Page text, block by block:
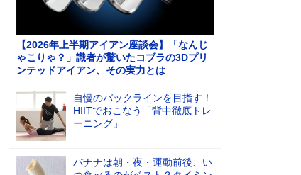
【2026年上半期アイアン座談会】「なんじ
ゃこりゃ？」識者が驚いたコブラの3Dプリ
ンテッドアイアン、その実力とは
自慢のバックラインを目指す！
HIITでおこなう「背中徹底トレ
ーニング」
バナナは朝・夜・運動前後、い